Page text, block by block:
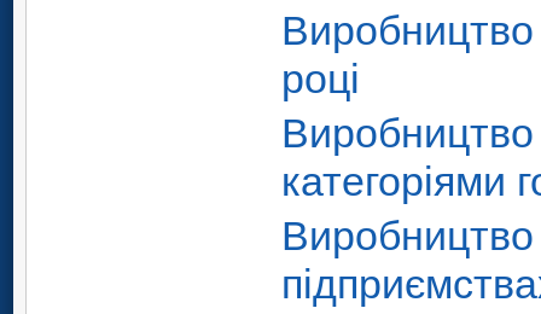
Виробництво
році
категоріями